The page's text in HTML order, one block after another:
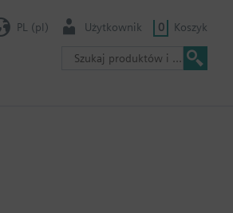
PL (pl) Użytkownik 0 Koszyk